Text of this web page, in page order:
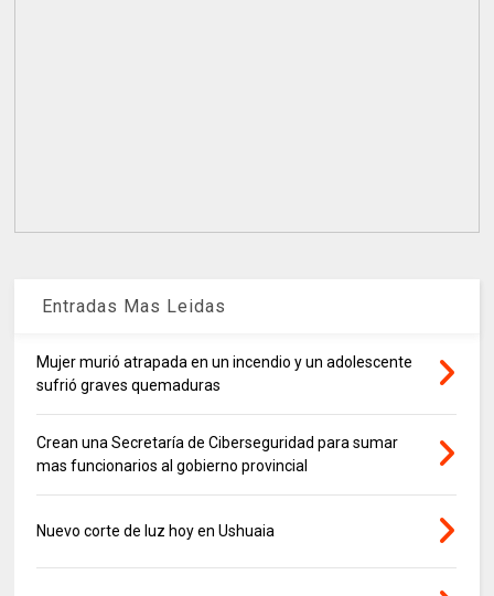
Entradas Mas Leidas
Mujer murió atrapada en un incendio y un adolescente
sufrió graves quemaduras
Crean una Secretaría de Ciberseguridad para sumar
mas funcionarios al gobierno provincial
Nuevo corte de luz hoy en Ushuaia